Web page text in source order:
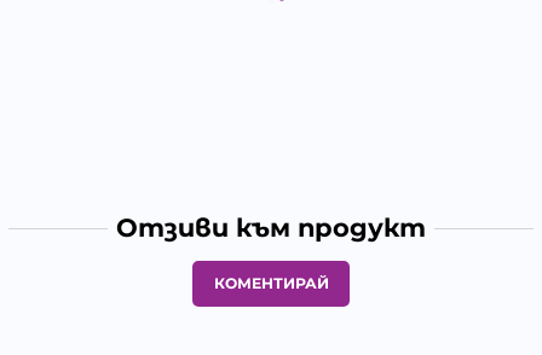
Отзиви към продукт
КОМЕНТИРАЙ